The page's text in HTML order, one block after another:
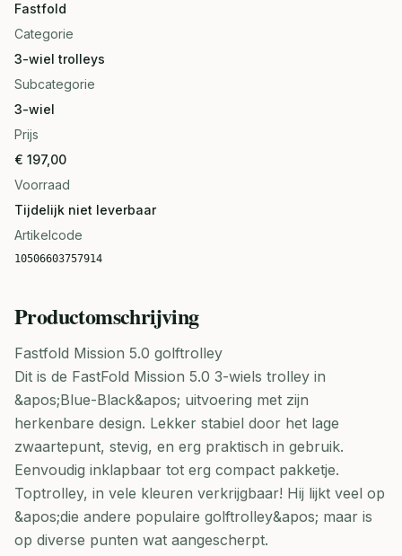
Fastfold
Categorie
3-wiel trolleys
Subcategorie
3-wiel
Prijs
€ 197,00
Voorraad
Tijdelijk niet leverbaar
Artikelcode
10506603757914
Productomschrijving
Fastfold Mission 5.0 golftrolley
Dit is de FastFold Mission 5.0 3-wiels trolley in
&apos;Blue-Black&apos; uitvoering met zijn
herkenbare design. Lekker stabiel door het lage
zwaartepunt, stevig, en erg praktisch in gebruik.
Eenvoudig inklapbaar tot erg compact pakketje.
Toptrolley, in vele kleuren verkrijgbaar! Hij lijkt veel op
&apos;die andere populaire golftrolley&apos; maar is
op diverse punten wat aangescherpt.